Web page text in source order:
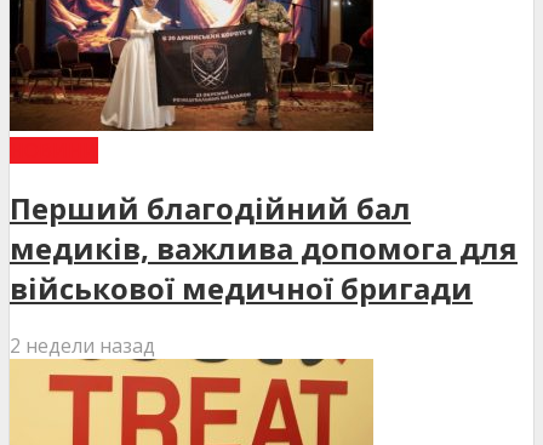
Перший благодійний бал
медиків, важлива допомога для
військової медичної бригади
2 недели назад